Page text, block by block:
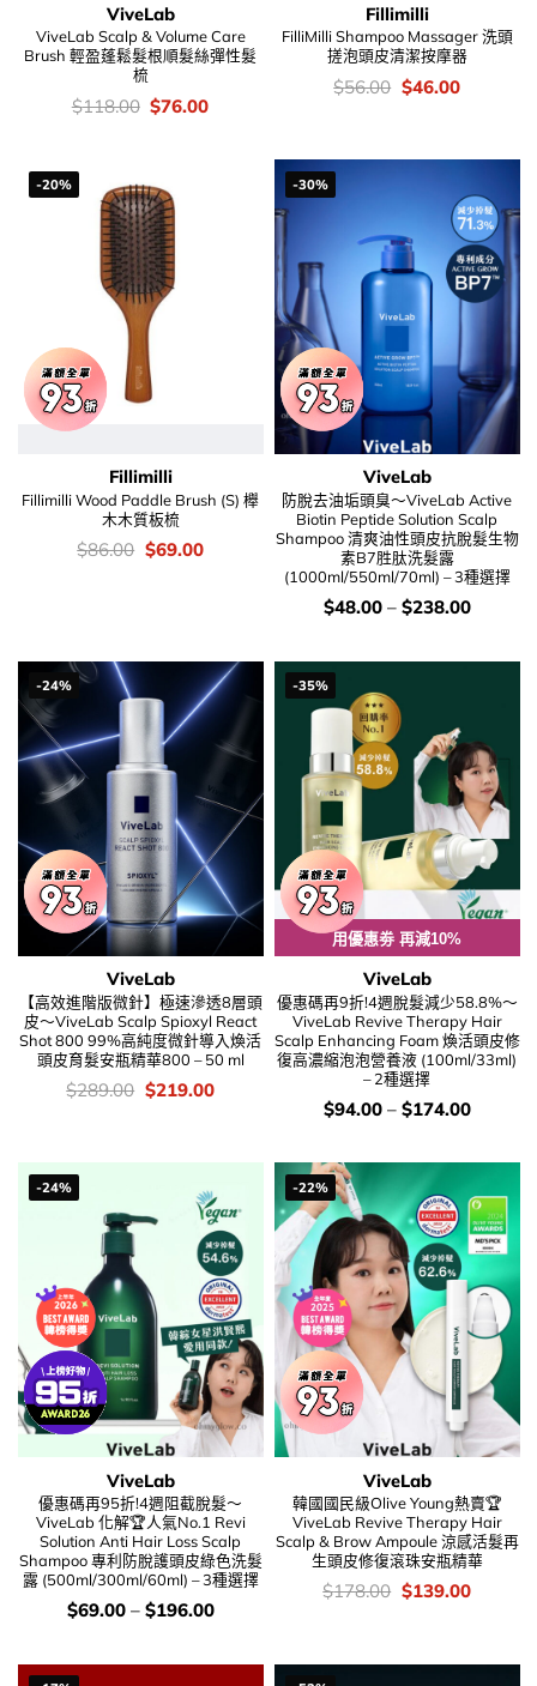
ViveLab
ViveLab Scalp & Volume Care
Brush 輕盈蓬鬆髮根順髮絲彈性髮
梳
價
錢：
$118.00 Original
price
$76.00Current
Fillimilli
FilliMilli Shampoo Massager 洗頭
搓泡頭皮清潔按摩器
價
錢：
$56.00 Original
price
$46.00Current
-20%
Fillimilli
Fillimilli Wood Paddle Brush (S) 櫸
木木質板梳
價
$86.00 Original
$69.00Current
-30%
ViveLab
防脫去油垢頭臭～ViveLab Active
Biotin Peptide Solution Scalp
Shampoo 清爽油性頭皮抗脫髮生物
素B7胜肽洗髮露
(1000ml/550ml/70ml) – 3種選擇
價
$48.00– $238.00
-24%
ViveLab
【高效進階版微針】極速滲透8層頭
皮～ViveLab Scalp Spioxyl React
Shot 800 99%高純度微針導入煥活
頭皮育髮安瓶精華800 – 50 ml
價
錢：
$289.00 Original
price
$219.00Current
-35%
用優惠劵 再減10%
ViveLab
優惠碼再9折!4週脫髮減少58.8%～
ViveLab Revive Therapy Hair
Scalp Enhancing Foam 煥活頭皮修
復高濃縮泡泡營養液 (100ml/33ml)
– 2種選擇
價
錢：
$94.00– $174.00
-24%
ViveLab
優惠碼再95折!4週阻截脫髮～
ViveLab 化解🏆人氣No.1 Revi
Solution Anti Hair Loss Scalp
Shampoo 專利防脫護頭皮綠色洗髮
露 (500ml/300ml/60ml) – 3種選擇
價
$69.00– $196.00
-22%
ViveLab
韓國國民級Olive Young熱賣🏆
ViveLab Revive Therapy Hair
Scalp & Brow Ampoule 涼感活髮再
生頭皮修復滾珠安瓶精華
價
$178.00 Original
$139.00Current